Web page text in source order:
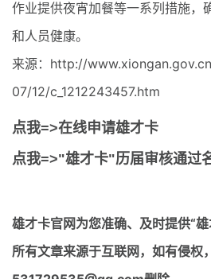
作业提供夜宵加餐等一系列措施，
和人员健康。
来源：http://
07/12/c_1212243457.htm
点我=>在线申请雄才卡
点我=>"雄才卡"历届审核通过
雄才卡官网为您准确、及时提供“雄
所有文章来源于互联网，如有侵权